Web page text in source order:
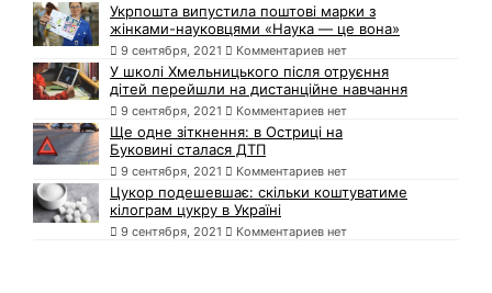
Укрпошта випустила поштові марки з
жінками-науковцями «Наука — це вона»
9 сентября, 2021 Комментариев нет
У школі Хмельницького після отруєння
дітей перейшли на дистанційне навчання
9 сентября, 2021 Комментариев нет
Ще одне зіткнення: в Остриці на
Буковині сталася ДТП
9 сентября, 2021 Комментариев нет
Цукор подешевшає: скільки коштуватиме
кілограм цукру в Україні
9 сентября, 2021 Комментариев нет